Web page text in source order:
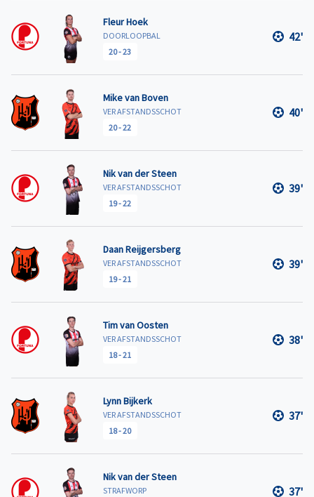
Fleur Hoek
DOORLOOPBAL
20-23
42'
Mike van Boven
VER AFSTANDSSCHOT
20-22
40'
Nik van der Steen
VER AFSTANDSSCHOT
19-22
39'
Daan Reijgersberg
VER AFSTANDSSCHOT
19-21
39'
Tim van Oosten
VER AFSTANDSSCHOT
18-21
38'
Lynn Bijkerk
VER AFSTANDSSCHOT
18-20
37'
Nik van der Steen
STRAFWORP 37'